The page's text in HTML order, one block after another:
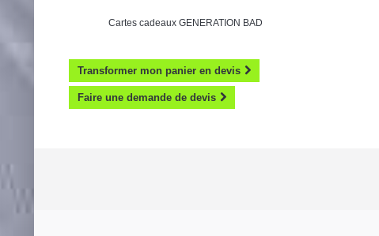
Cartes cadeaux GENERATION BAD
Transformer mon panier en devis
Faire une demande de devis